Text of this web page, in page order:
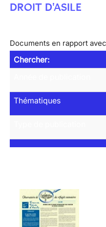
DROIT D'ASILE
Documents en rapport
Chercher:
Thématiques